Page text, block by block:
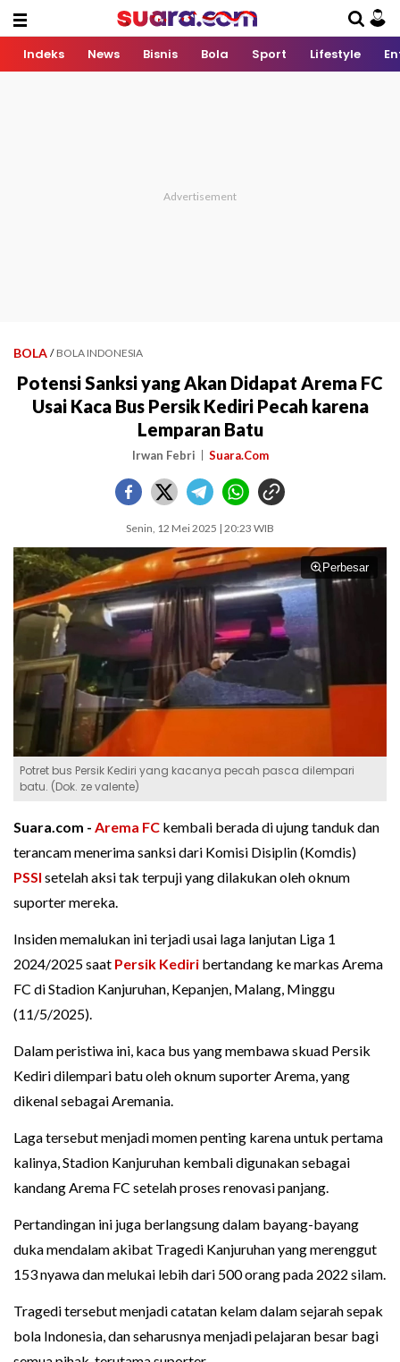
Indeks News Bisnis Bola Sport Lifestyle
BOLA / BOLA INDONESIA
Potensi Sanksi yang Akan Didapat Arema FC
Usai Kaca Bus Persik Kediri Pecah karena
Lemparan Batu
Irwan Febri Suara.Com
Senin, 12 Mei 2025 | 20:23 WIB
Perbesar
Potret bus Persik Kediri yang kacanya pecah pasca dilempari
batu. (Dok. ze valente)
Suara.com - Arema FC kembali berada di ujung tanduk dan
terancam menerima sanksi dari Komisi Disiplin (Komdis)
PSSI setelah aksi tak terpuji yang dilakukan oleh oknum
suporter mereka.
Insiden memalukan ini terjadi usai laga lanjutan Liga 1
2024/2025 saat Persik Kediri bertandang ke markas Arema
FC di Stadion Kanjuruhan, Kepanjen, Malang, Minggu
(11/5/2025).
Dalam peristiwa ini, kaca bus yang membawa skuad Persik
Kediri dilempari batu oleh oknum suporter Arema, yang
dikenal sebagai Aremania.
Laga tersebut menjadi momen penting karena untuk pertama
kalinya, Stadion Kanjuruhan kembali digunakan sebagai
kandang Arema FC setelah proses renovasi panjang.
Pertandingan ini juga berlangsung dalam bayang-bayang
duka mendalam akibat Tragedi Kanjuruhan yang merenggut
153 nyawa dan melukai lebih dari 500 orang pada 2022 silam.
Tragedi tersebut menjadi catatan kelam dalam sejarah sepak
bola Indonesia, dan seharusnya menjadi pelajaran besar bagi